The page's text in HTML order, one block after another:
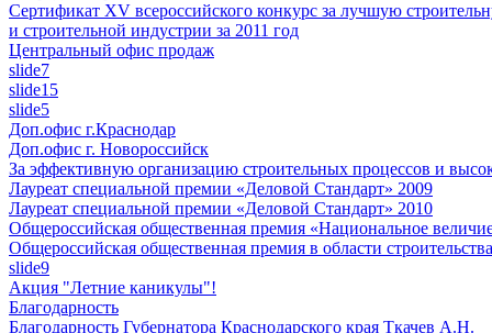
Сертификат XV всероссийского конкурс за лучшую
и строительной индустрии за 2011 год
Центральный офис продаж
slide7
slide15
slide5
Доп.офис г.Краснодар
Доп.офис г. Новороссийск
За эффективную организацию строительных процессов и
Лауреат специальной премии «Деловой Стандарт» 2009
Лауреат специальной премии «Деловой Стандарт» 2010
Общероссийская общественная премия «Национальное
Общероссийская общественная премия в области строительства
slide9
Акция "Летние каникулы"!
Благодарность
Благодарность Губернатора Краснодарского края Ткачев А.Н.